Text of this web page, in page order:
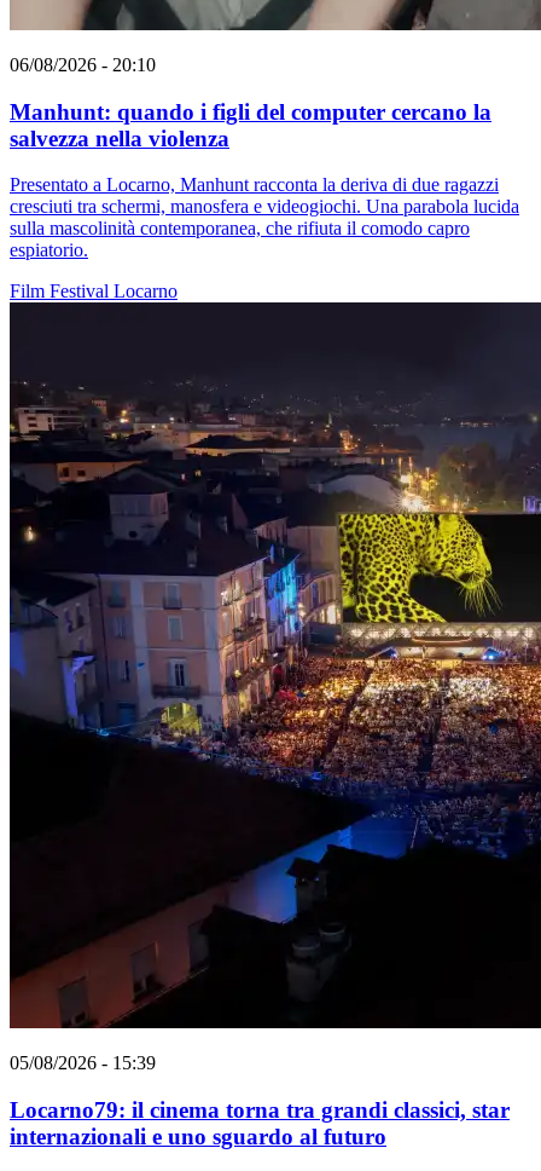
06/08/2026 - 20:10
Manhunt: quando i figli del computer cercano la
salvezza nella violenza
Presentato a Locarno, Manhunt racconta la deriva di due ragazzi
cresciuti tra schermi, manosfera e videogiochi. Una parabola lucida
sulla mascolinità contemporanea, che rifiuta il comodo capro
espiatorio.
Film Festival Locarno
05/08/2026 - 15:39
Locarno79: il cinema torna tra grandi classici, star
internazionali e uno sguardo al futuro